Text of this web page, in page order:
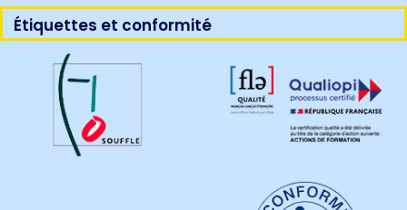
Étiquettes et conformité